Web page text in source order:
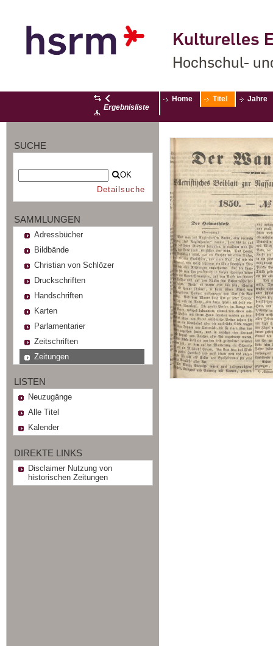
Kulturelles
Hochschul-
Ergebnisliste
Home Titel Jahre
SUCHE
OK
Detailsuche
SAMMLUNGEN
Adressbücher
Bildbände
Christian von Schlözer
Druckschriften
Handschriften
Karten
Parlamentarier
Zeitschriften
Zeitungen
LISTEN
Neuzugänge
Alle Titel
Kalender
DIREKTE LINKS
Disclaimer Nutzung von
historischen Zeitungen